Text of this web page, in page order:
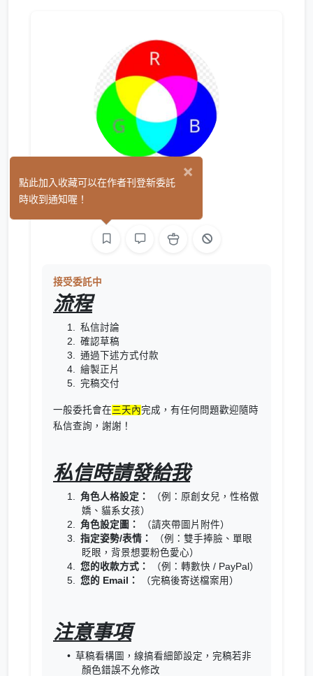
啄白紙
接受委託中
流程
私信討論
確認草稿
通過下述方式付款
繪製正片
完稿交付
一般委托會在三天內完成，有任何問題歡迎隨時
私信查詢，謝謝！
私信時請發給我
角色人格設定：
（例：原創女兒，性格傲
嬌、貓系女孩）
角色設定圖：
（請夾帶圖片附件）
指定姿勢/表情：
（例：雙手捧臉、單眼
眨眼，背景想要粉色愛心）
您的收款方式：
（例：轉數快 / PayPal）
您的 Email：
（完稿後寄送檔案用）
注意事項
草稿看構圖，線搞看細節設定，完稿若非
顏色錯誤不允修改
×
點此加入收藏可以在作者刊登新委託
時收到通知喔！